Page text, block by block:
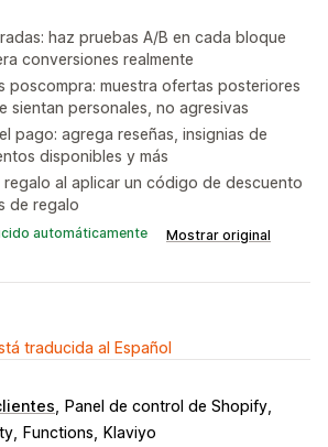
haz pruebas A/B en cada bloque
conversiones realmente
poscompra: muestra ofertas posteriores
sientan personales, no agresivas
pago: agrega reseñas, insignias de
disponibles y más
regalo al aplicar un código de descuento
de regalo
automáticamente Mostrar original
traducida al Español
Panel de control de Shopify
Functions Klaviyo